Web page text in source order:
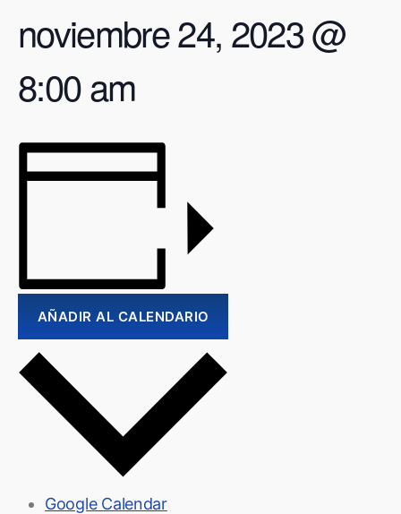
noviembre 24, 2023 @
8:00 am
AÑADIR AL CALENDARIO
Google Calendar